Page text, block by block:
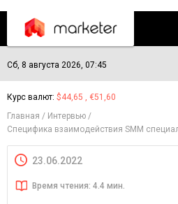
Сб, 8 августа 2026, 07:45
Курс валют: $44,65 , €51,60
Главная
Интервью
Специфика взаимодействия SMM
23.06.2022
Время чтения: 4.4 мин.